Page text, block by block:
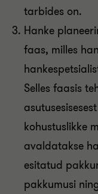
tarbides on.
Hanke
faas, milles
Selles faasis
kohustuslikke
avaldatakse
esitatud
pakkumusi